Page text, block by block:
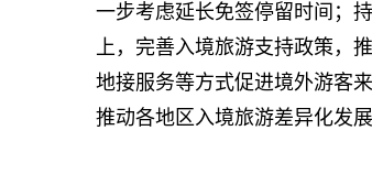
一步考虑延长免签停留时间；
上，完善入境旅游支持政策，
地接服务等方式促进境外游客
推动各地区入境旅游差异化发展